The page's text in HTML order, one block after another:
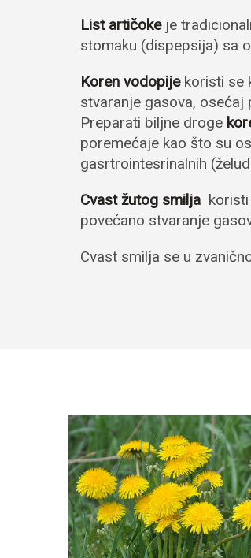
List artičokeje
stomaku (dispepsija) sa
Koren vodopijekoristi se
stvaranje gasova, osećaj
Preparati biljne droge
poremećaje kao što su
gasrtrointesrinalnih
Cvast žutog smilja
povećano stvaranje
Cvast smilja se u